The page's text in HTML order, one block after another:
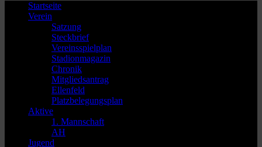
Startseite
Verein
Satzung
Steckbrief
Vereinsspielplan
Stadionmagazin
Chronik
Mitgliedsantrag
Ellenfeld
Platzbelegungsplan
Aktive
1. Mannschaft
AH
Jugend